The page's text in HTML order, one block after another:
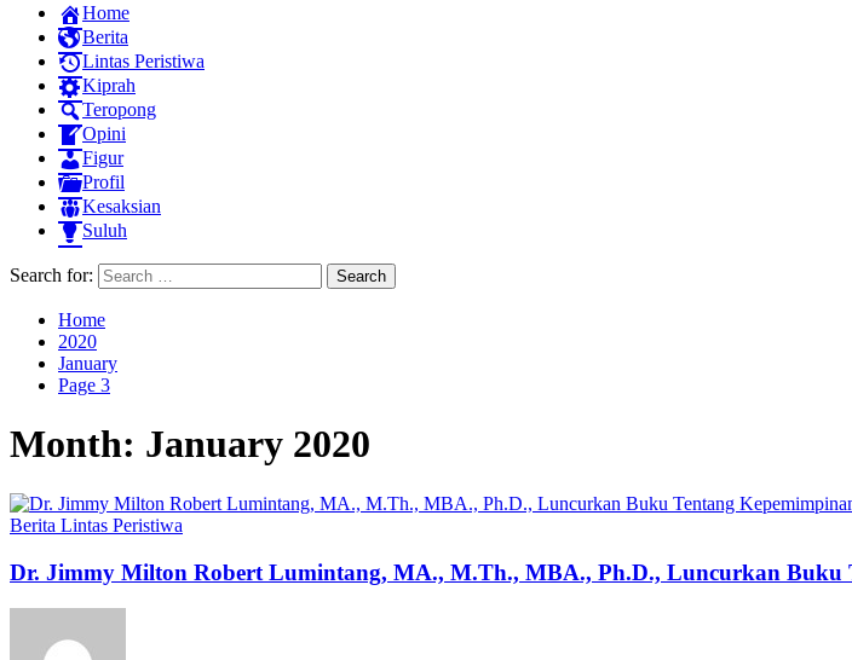
Home
Berita
Lintas Peristiwa
Kiprah
Teropong
Opini
Figur
Profil
Kesaksian
Suluh
Search for:
Home
2020
January
Page 3
Month: January 2020
Berita Lintas Peristiwa
Dr. Jimmy Milton Robert Lumintang, MA., M.Th., MBA., Ph.D., Luncurkan Buku